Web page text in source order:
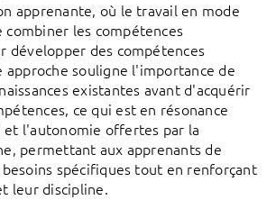
apprenante, où le travail en mode
les compétences
développer des compétences
approche souligne l'importance de
existantes avant d'acquérir
ce qui est en résonance
l'autonomie offertes par la
permettant aux apprenants de
spécifiques tout en renforçant
leur discipline.